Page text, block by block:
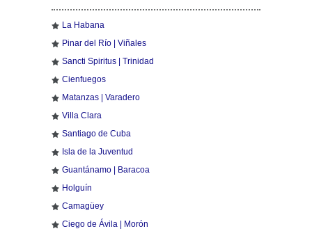
La Habana
Pinar del Río | Viñales
Sancti Spiritus | Trinidad
Cienfuegos
Matanzas | Varadero
Villa Clara
Santiago de Cuba
Isla de la Juventud
Guantánamo | Baracoa
Holguín
Camagüey
Ciego de Ávila | Morón